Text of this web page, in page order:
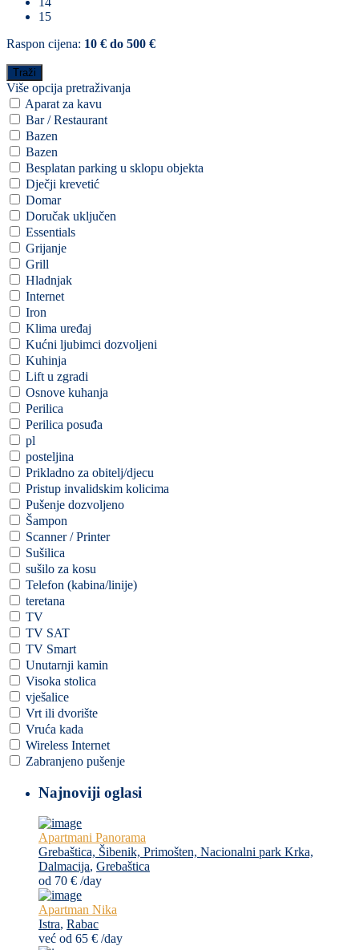
15
Raspon cijena: 10 € do 500 €
Više opcija pretraživanja
Aparat za kavu
Bar / Restaurant
Bazen
Bazen
Besplatan parking u sklopu objekta
Dječji krevetić
Domar
Doručak uključen
Essentials
Grijanje
Grill
Hladnjak
Internet
Iron
Klima uređaj
Kućni ljubimci dozvoljeni
Kuhinja
Lift u zgradi
Osnove kuhanja
Perilica
Perilica posuđa
pl
posteljina
Prikladno za obitelj/djecu
Pristup invalidskim kolicima
Pušenje dozvoljeno
Šampon
Scanner / Printer
Sušilica
sušilo za kosu
Telefon (kabina/linije)
teretana
TV
TV SAT
TV Smart
Unutarnji kamin
Visoka stolica
vješalice
Vrt ili dvorište
Vruća kada
Wireless Internet
Zabranjeno pušenje
Najnoviji oglasi
Apartmani Panorama
Grebaštica, Šibenik, Primošten, Nacionalni park Krka,
Dalmacija, Grebaštica
od 70 € /day
Apartman Nika
Istra, Rabac
već od 65 € /day